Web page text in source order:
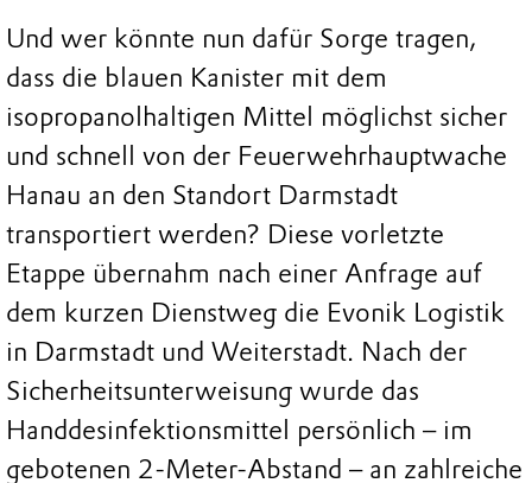
Und wer könnte nun dafür Sorge tragen,
dass die blauen Kanister mit dem
isopropanolhaltigen Mittel möglichst sicher
und schnell von der Feuerwehrhauptwache
Hanau an den Standort Darmstadt
transportiert werden? Diese vorletzte
Etappe übernahm nach einer Anfrage auf
dem kurzen Dienstweg die Evonik Logistik
in Darmstadt und Weiterstadt. Nach der
Sicherheitsunterweisung wurde das
Handdesinfektionsmittel persönlich – im
gebotenen 2-Meter-Abstand – an zahlreiche